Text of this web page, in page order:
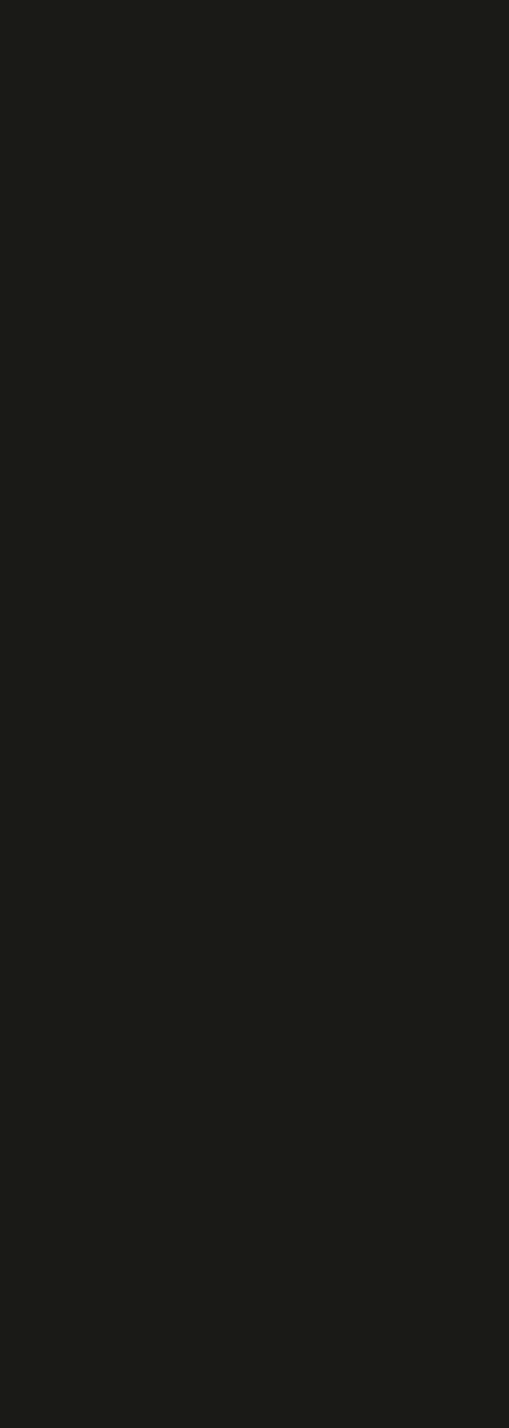
neste sábado, no estádio Nabi Abi
por priorizar um estilo de jogo
o treinador demonstrou insatisfação
para transformar a posse
YouTube e siga nossas redes
Botafogo! 📺🔥
pela 22ª rodada do Campeonato
para clássico do Brasileirão 2026
desfalques, pendurados e
contra o Fluminense, e Lucas Monzón é